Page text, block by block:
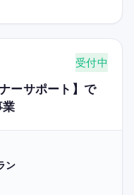
受付中
ーサポート】で
業
ン